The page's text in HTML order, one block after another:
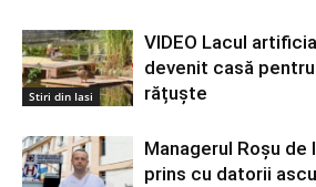
Stiri din Iasi
VIDEO Lacul
devenit casă
rățuște
Managerul Roșu
prins cu datorii